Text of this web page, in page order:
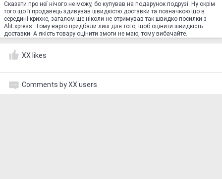
Сказати про неї нічого не можу, бо купував на подарунок подрузі. Ну окрім
того що її продавець здивував швидкістю доставки та позначкою що в
середині крихке, загалом ще ніколи не отримував так швидко посилки з
AliExpress. Тому варто придбали лиш для того, щоб оцінити швидкість
доставки. А якість товару оцінити змоги не маю, тому вибачайте.
XX likes
Comments by XX users